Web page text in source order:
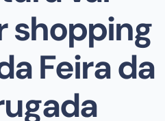
shopping
Feira da